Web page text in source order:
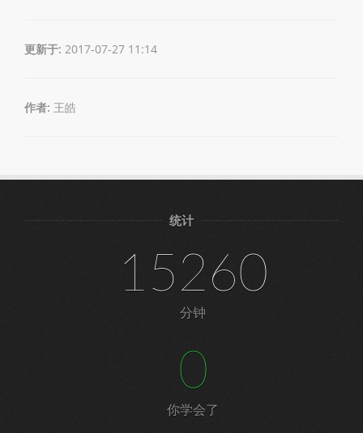
更新于: 2017-07-27 11:14
作者: 王皓
统计
15260
分钟
0
你学会了